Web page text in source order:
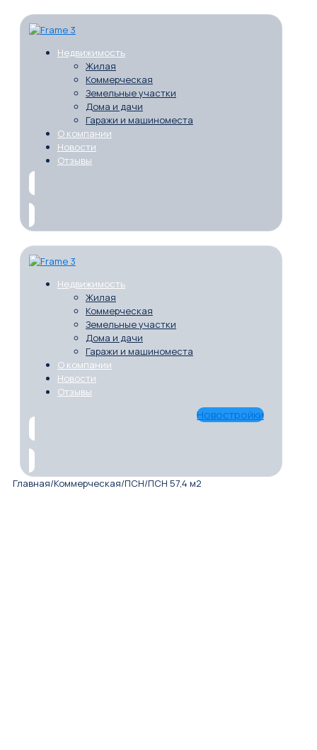
Недвижимость
Жилая
Коммерческая
Земельные участки
Дома и дачи
Гаражи и машиноместа
О компании
Новости
Отзывы
Недвижимость
Жилая
Коммерческая
Земельные участки
Дома и дачи
Гаражи и машиноместа
О компании
Новости
Отзывы
Новостройки
Главная/Коммерческая/ПСН/ПСН 57,4 м2